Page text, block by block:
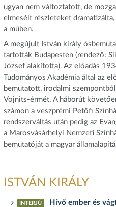
ugyan nem változtatott, de
elmesélt részleteket
a műben.
A megújult István király
tartották Budapesten (rendező:
József alakította). Az előadás
Tudományos Akadémia által az
bemutatott, irodalmi
Vojnits-érmét. A háborút
számon a veszprémi Petőfi
rendszerváltás után pedig az
a Marosvásárhelyi Nemzeti
bemutatóját a magyar
ISTVÁN KIRÁLY
INTERJÚ
Hívő ember és